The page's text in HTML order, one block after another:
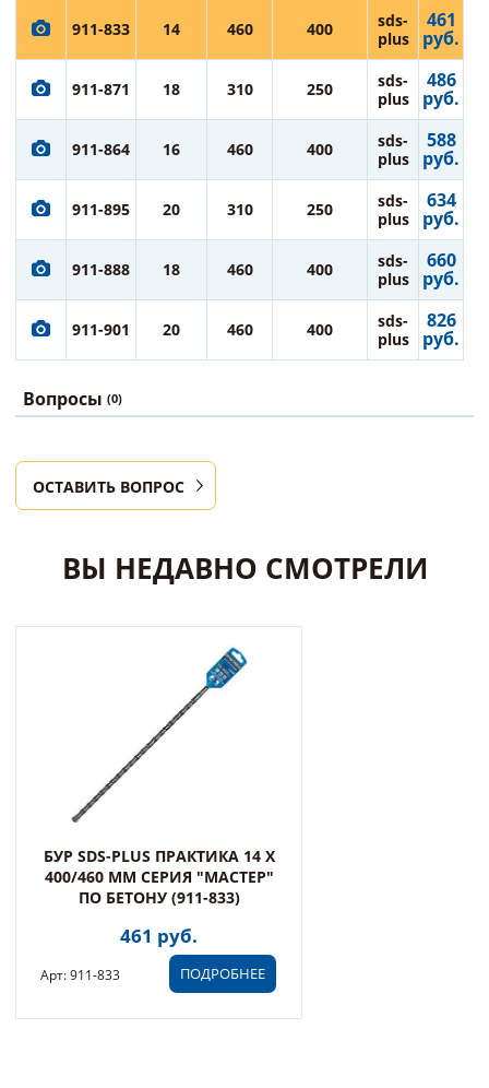
911-833 14 460 400
sds-
plus
461
руб.
911-871 18 310 250
sds-
plus
486
руб.
911-864 16 460 400
sds-
plus
588
руб.
911-895 20 310 250
sds-
plus
634
руб.
911-888 18 460 400
sds-
plus
660
руб.
911-901 20 460 400
sds-
plus
826
руб.
Вопросы (0)
ОСТАВИТЬ ВОПРОС
ВЫ НЕДАВНО СМОТРЕЛИ
БУР SDS-PLUS ПРАКТИКА 14 Х
400/460 ММ СЕРИЯ "МАСТЕР"
ПО БЕТОНУ (911-833)
461 руб.
ПОДРОБНЕЕ
Арт: 911-833